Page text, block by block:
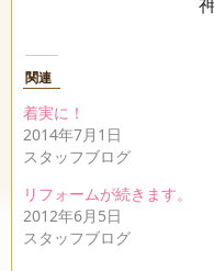
関連
着実に！
2014年7月1日
スタッフブログ
リフォームが続きます。
2012年6月5日
スタッフブログ